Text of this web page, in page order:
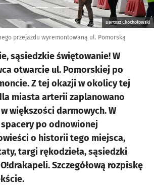
Bartosz Chochołowski
przejazdu wyremontowaną ul. Pomorską
sąsiedzkie świętowanie! W
otwarcie ul. Pomorskiej po
Z tej okazji w okolicy tej
miasta arterii zaplanowano
większości darmowych. W
po odnowionej
o historii tego miejsca,
targi rękodzieła, sąsiedzki
Szczegółową rozpiskę